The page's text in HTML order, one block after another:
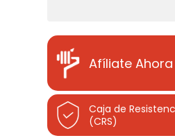
Afíliate Ahora
Caja de
(CRS)